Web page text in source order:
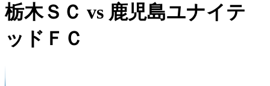
栃木ＳＣ vs 鹿児島ユナイテ
ッドＦＣ